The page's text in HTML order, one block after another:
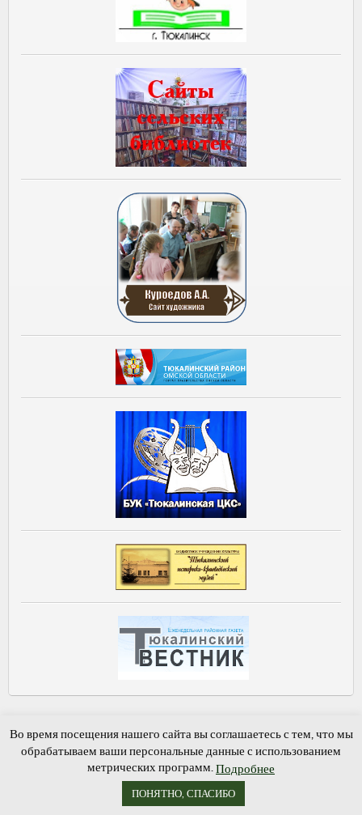
Книга памяти
Обратная связь Гостевая книга
Бекишевская сельская библиотека-филиал № 16, © 2015-2026
Во время посещения нашего сайта вы соглашаетесь с тем, что мы
обрабатываем ваши персональные данные с использованием
метрических программ. Подробнее
ПОНЯТНО, СПАСИБО